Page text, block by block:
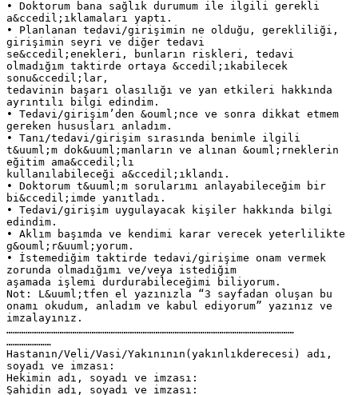
• Doktorum bana sağlık durumum ile ilgili gerekli
a&ccedil;ıklamaları yaptı.
• Planlanan tedavi/girişimin ne olduğu, gerekliliği,
girişimin seyri ve diğer tedavi
se&ccedil;enekleri, bunların riskleri, tedavi
olmadığım taktirde ortaya &ccedil;ıkabilecek
sonu&ccedil;lar,
tedavinin başarı olasılığı ve yan etkileri hakkında
ayrıntılı bilgi edindim.
• Tedavi/girişim’den &ouml;nce ve sonra dikkat etmem
gereken hususları anladım.
• Tanı/tedavi/girişim sırasında benimle ilgili
t&uuml;m dok&uuml;manların ve alınan &ouml;rneklerin
eğitim ama&ccedil;lı
kullanılabileceği a&ccedil;ıklandı.
• Doktorum t&uuml;m sorularımı anlayabileceğim bir
bi&ccedil;imde yanıtladı.
• Tedavi/girişim uygulayacak kişiler hakkında bilgi
edindim.
• Aklım başımda ve kendimi karar verecek yeterlilikte
g&ouml;r&uuml;yorum.
• İstemediğim taktirde tedavi/girişime onam vermek
zorunda olmadığımı ve/veya istediğim
aşamada işlemi durdurabileceğimi biliyorum.
Not: L&uuml;tfen el yazınızla “3 sayfadan oluşan bu
onamı okudum, anladım ve kabul ediyorum” yazınız ve
imzalayınız.
………………………………………………………………………………………………………………………
…………………
Hastanın/Veli/Vasi/Yakınının(yakınlıkderecesi) adı,
soyadı ve imzası:
Hekimin adı, soyadı ve imzası:
Şahidin adı, soyadı ve imzası: